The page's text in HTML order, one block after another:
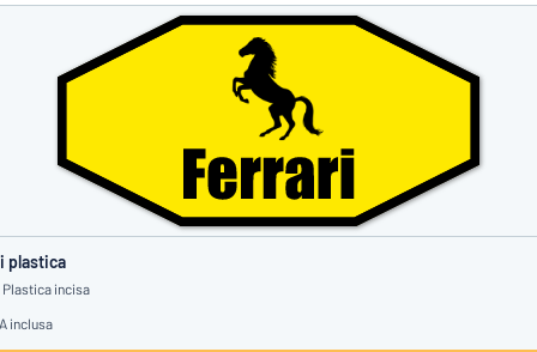
plastica
Plastica incisa
inclusa